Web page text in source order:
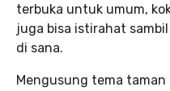
terbuka untuk umum,
juga bisa istirahat
di sana.
Mengusung tema